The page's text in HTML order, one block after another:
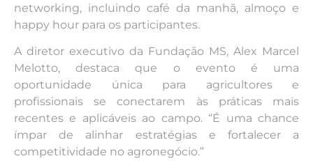
networking, incluindo café da manhã, almoço e
happy hour para os participantes.
A diretor executivo da Fundação MS, Alex Marcel
Melotto, destaca que o evento é uma
oportunidade única para agricultores e
profissionais se conectarem às práticas mais
recentes e aplicáveis ao campo. “É uma chance
ímpar de alinhar estratégias e fortalecer a
competitividade no agronegócio.”